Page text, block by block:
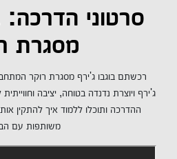
סרטוני הדרכה:
מסגרת
רכשתם בוגבו ג'ירף מסגרת רוקר
ג'ירף ויוצרת נדנדה בטוחה, יציבה
ההדרכה ותוכלו ללמוד איך להתקין
משותפות עם